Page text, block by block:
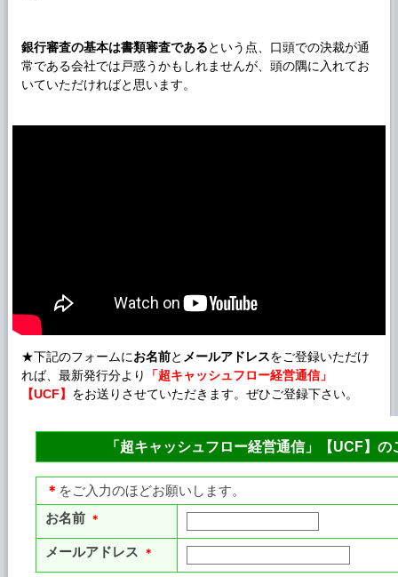
銀行審査の基本は書類審査であるという点、口頭での決裁が通
常である会社では戸惑うかもしれませんが、頭の隅に入れてお
いていただければと思います。
★下記のフォームにお名前と メールアドレスをご登録いただけ
れば、最新発行分より
「超キャッシュフロー経営通信」
【UCF】 をお送りさせていただきます。ぜひご登録下さい。